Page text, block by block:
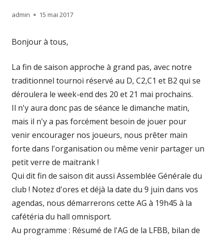
Auteur
admin
Publié
15 mai 2017
Bonjour à tous,
La fin de saison approche à grand pas, avec notre
traditionnel tournoi réservé au D, C2,C1 et B2 qui se
déroulera le week-end des 20 et 21 mai prochains.
Il n'y aura donc pas de séance le dimanche matin,
mais il n'y a pas forcément besoin de jouer pour
venir encourager nos joueurs, nous prêter main
forte dans l'organisation ou même venir partager un
petit verre de maitrank !
Qui dit fin de saison dit aussi Assemblée Générale du
club ! Notez d'ores et déjà la date du 9 juin dans vos
agendas, nous démarrerons cette AG à 19h45 à la
cafétéria du hall omnisport.
Au programme : Résumé de l'AG de la LFBB, bilan de